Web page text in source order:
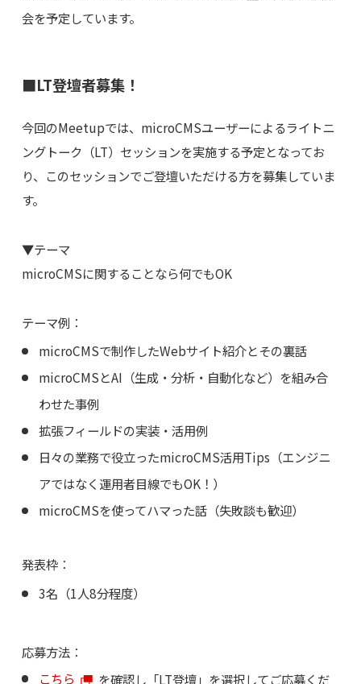
会を予定しています。
■LT登壇者募集！
今回のMeetupでは、microCMSユーザーによるライトニ
ングトーク（LT）セッションを実施する予定となってお
り、このセッションでご登壇いただける方を募集していま
す。
▼テーマ
microCMSに関することなら何でもOK
テーマ例：
microCMSで制作したWebサイト紹介とその裏話
microCMSとAI（生成・分析・自動化など）を組み合
わせた事例
拡張フィールドの実装・活用例
日々の業務で役立ったmicroCMS活用Tips（エンジニ
アではなく運用者目線でもOK！）
microCMSを使ってハマった話（失敗談も歓迎）
発表枠：
3名（1人8分程度）
応募方法：
こちら
を確認し「LT登壇」を選択してご応募くだ